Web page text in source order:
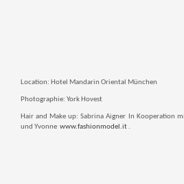
Location: Hotel Mandarin Oriental München
Photographie: York Hovest
Hair and Make up: Sabrina Aigner In Kooperation
und Yvonne www.fashionmodel.it .